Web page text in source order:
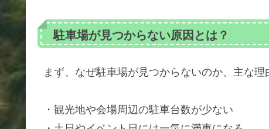
駐車場が見つからない原因とは？
まず、なぜ駐車場が見つからないのか、主な理
・観光地や会場周辺の駐車台数が少ない